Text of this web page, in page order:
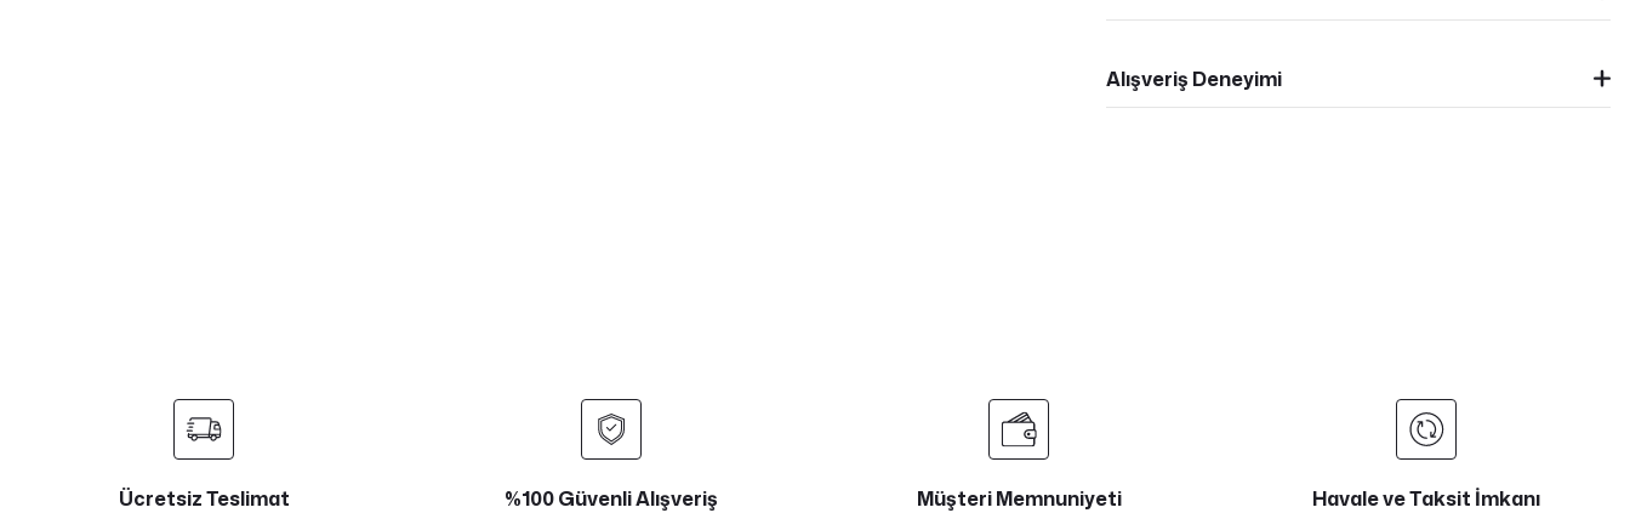
Alışveriş Deneyimi
Ücretsiz Teslimat %100 Güvenli Alışveriş Müşteri Memnuniyeti Havale ve Taksit İmkanı